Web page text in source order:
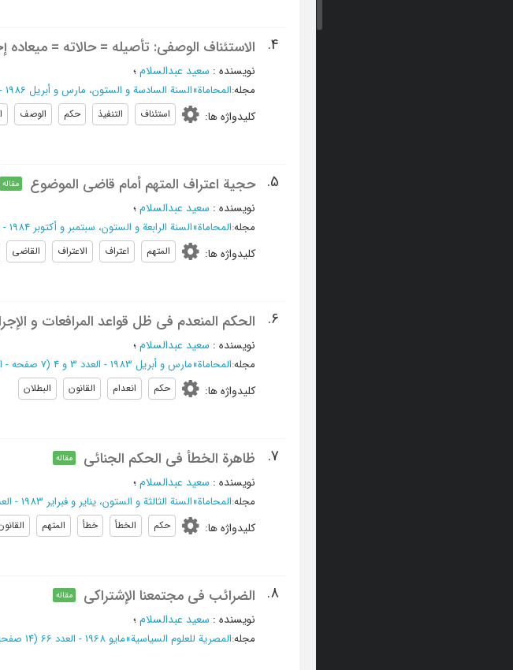
4. الاستئناف الوصفی: تأصیله = حالاته = میعاده
نویسنده : سعید عبدالسلام؛
مجله:المحاماة»السنة السادسة و الستون، مارس و أبریل 1986 - العدد 3 و 4
کلیدواژه ها: استئناف التنفیذ حکم الوصف
5. حجیة اعتراف المتهم أمام قاضی الموضوع مقاله
نویسنده : سعید عبدالسلام؛
مجله:المحاماة»السنة الرابعة و الستون، سبتمبر و أکتوبر 1984 - العدد 7 و 8
کلیدواژه ها: المتهم اعتراف الاعتراف القاضی
6. الحکم المنعدم فی ظل قواعد المرافعات و
نویسنده : سعید عبدالسلام؛
مجله:المحاماة»مارس و أبریل 1983 - العدد 3 و 4 (‎7 صفحه - از
کلیدواژه ها: حکم انعدام القانون البطلان
7. ظاهرة الخطأ فی الحکم الجنائی مقاله
نویسنده : سعید عبدالسلام؛
مجله:المحاماة»السنة الثالثة و الستون، ینایر و فبرایر 1983 - العدد 1 و 2
کلیدواژه ها: حکم الخطأ خطأ المتهم
8. الضرائب فی مجتمعنا الإشتراکی مقاله
نویسنده : سعید عبدالسلام؛
مجله:المصریة للعلوم السیاسیة»مایو 1968 - العدد 66 (‎14 صفحه -